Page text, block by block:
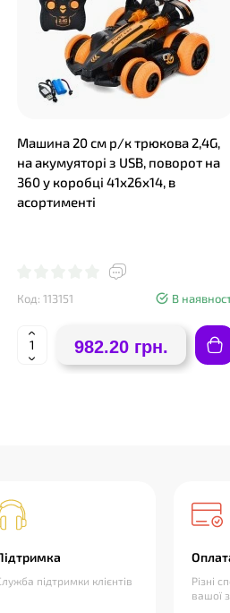
Машина 20 см р/к трюкова 2,4G,
на акумуяторі з USB, поворот на
360 у коробці 41х26х14, в
асортименті
Код: 113151 В
982.20 грн.
підтримки клієнтів
Різні
вашої